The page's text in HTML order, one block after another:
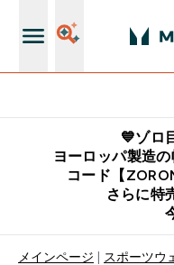
💙ゾロ
ヨーロッパ製造
コード【
さらに特
メインページ スポーツウ